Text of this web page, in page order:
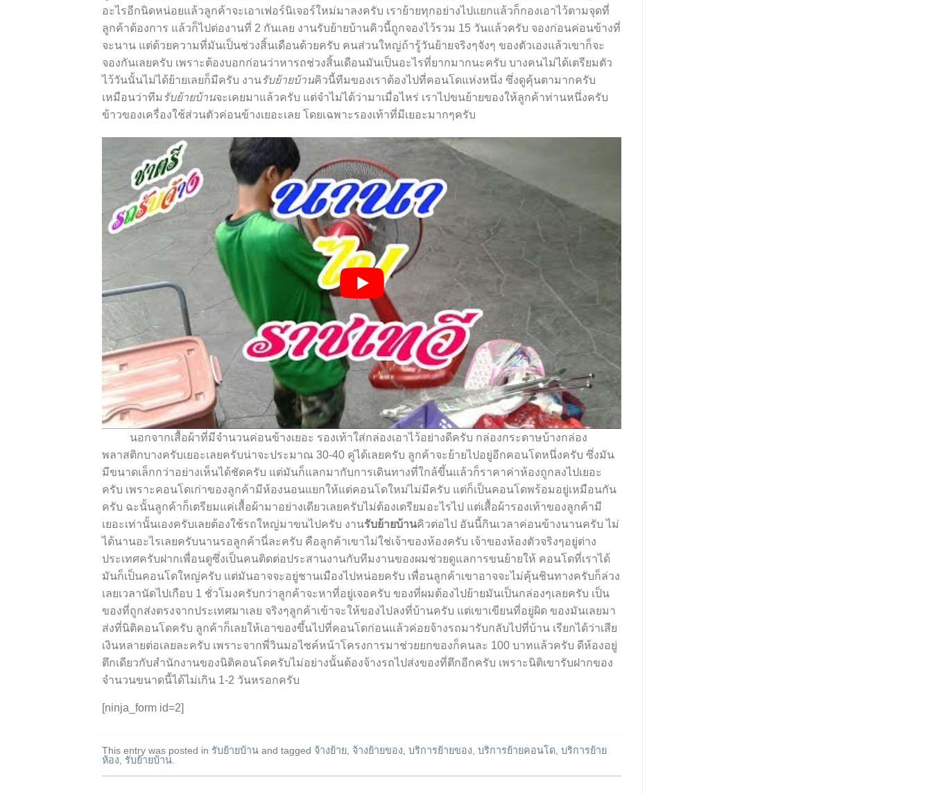
อะไรอีกนิดหน่อยแล้วลูกค้าจะเอาเฟอร์นิเจอร์ใหม่มาลงครับ เราย้ายทุกอย่างไปแยกแล้วก็กองเอาไว้ตามจุดที่
ลูกค้าต้องการ แล้วก็ไปต่องานที่ 2 กันเลย งานรับย้ายบ้านคิวนี้ถูกจองไว้รวม 15 วันแล้วครับ จองก่อนค่อนข้างที่
จะนาน แต่ด้วยความที่มันเป็นช่วงสิ้นเดือนด้วยครับ คนส่วนใหญ่ถ้ารู้วันย้ายจริงๆจังๆ ของตัวเองแล้วเขาก็จะ
จองกันเลยครับ เพราะต้องบอกก่อนว่าหารถช่วงสิ้นเดือนมันเป็นอะไรที่ยากมากนะครับ บางคนไม่ได้เตรียมตัว
ไว้วันนั้นไม่ได้ย้ายเลยก็มีครับ งานรับย้ายบ้านคิวนี้ทีมของเราต้องไปที่คอนโดแห่งหนึ่ง ซึ่งดูคุ้นตามากครับ
เหมือนว่าทีม รับย้ายบ้านจะเคยมาแล้วครับ แต่จำไม่ได้ว่ามาเมื่อไหร่ เราไปขนย้ายของให้ลูกค้าท่านหนึ่งครับ
ข้าวของเครื่องใช้ส่วนตัวค่อนข้างเยอะเลย โดยเฉพาะรองเท้าที่มีเยอะมากๆครับ
นอกจากเสื้อผ้าที่มีจำนวนค่อนข้างเยอะ รองเท้าใส่กล่องเอาไว้อย่างดีครับ กล่องกระดาษบ้างกล่อง
พลาสติกบางครับเยอะเลยครับน่าจะประมาณ 30-40 คู่ได้เลยครับ ลูกค้าจะย้ายไปอยู่อีกคอนโดหนึ่งครับ ซึ่งมัน
มีขนาดเล็กกว่าอย่างเห็นได้ชัดครับ แต่มันก็แลกมากับการเดินทางที่ใกล้ขึ้นแล้วก็ราคาค่าห้องถูกลงไปเยอะ
ครับ เพราะคอนโดเก่าของลูกค้ามีห้องนอนแยกให้แต่คอนโดใหม่ไม่มีครับ แต่ก็เป็นคอนโดพร้อมอยู่เหมือนกัน
ครับ ฉะนั้นลูกค้าก็เตรียมแค่เสื้อผ้ามาอย่างเดียวเลยครับไม่ต้องเตรียมอะไรไป แต่เสื้อผ้ารองเท้าของลูกค้ามี
เยอะเท่านั้นเองครับเลยต้องใช้รถใหญ่มาขนไปครับ งานรับย้ายบ้านคิวต่อไป อันนี้กินเวลาค่อนข้างนานครับ ไม่
ได้นานอะไรเลยครับนานรอลูกค้านี่ละครับ คือลูกค้าเขาไม่ใช่เจ้าของห้องครับ เจ้าของห้องตัวจริงๆอยู่ต่าง
ประเทศครับฝากเพื่อนดูซึ่งเป็นคนติดต่อประสานงานกับทีมงานของผมช่วยดูแลการขนย้ายให้ คอนโดที่เราได้
มันก็เป็นคอนโดใหญ่ครับ แต่มันอาจจะอยู่ชานเมืองไปหน่อยครับ เพื่อนลูกค้าเขาอาจจะไม่คุ้นชินทางครับก็ล่วง
เลยเวลานัดไปเกือบ 1 ชั่วโมงครับกว่าลูกค้าจะหาที่อยู่เจอครับ ของที่ผมต้องไปย้ายมันเป็นกล่องๆเลยครับ เป็น
ของที่ถูกส่งตรงจากประเทศมาเลย จริงๆลูกค้าเข้าจะให้ของไปลงที่บ้านครับ แต่เขาเขียนที่อยู่ผิด ของมันเลยมา
ส่งที่นิติคอนโดครับ ลูกค้าก็เลยให้เอาของขึ้นไปที่คอนโดก่อนแล้วค่อยจ้างรถมารับกลับไปที่บ้าน เรียกได้ว่าเสีย
เงินหลายต่อเลยละครับ เพราะจากพี่วินมอไซค์หน้าโครงการมาช่วยยกของก็คนละ 100 บาทแล้วครับ ดีห้องอยู่
ตึกเดียวกับสำนักงานของนิติคอนโดครับไม่อย่างนั้นต้องจ้างรถไปส่งของที่ตึกอีกครับ เพราะนิติเขารับฝากของ
จำนวนขนาดนี้ได้ไม่เกิน 1-2 วันหรอกครับ
[ninja_form id=2]
This entry was posted in รับย้ายบ้าน and tagged จ้างย้าย จ้างย้ายของ บริการย้ายของ บริการย้ายคอนโด บริการย้าย
ห้อง
รับย้ายบ้าน